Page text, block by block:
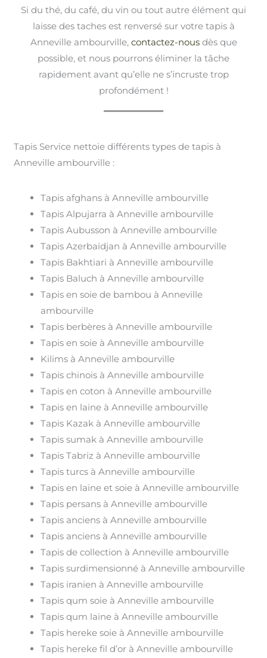
Si du thé, du café, du vin ou tout autre élément qui
laisse des taches est renversé sur votre tapis à
Anneville ambourville, contactez-nousdès que
possible, et nous pourrons éliminer la tâche
rapidement avant qu’elle ne s’incruste trop
profondément !
Tapis Service nettoie différents types de tapis à
Anneville ambourville :
Tapis afghans à Anneville ambourville
Tapis Alpujarra à Anneville ambourville
Tapis Aubusson à Anneville ambourville
Tapis Azerbaïdjan à Anneville ambourville
Tapis Bakhtiari à Anneville ambourville
Tapis Baluch à Anneville ambourville
Tapis en soie de bambou à Anneville
ambourville
Tapis berbères à Anneville ambourville
Tapis en soie à Anneville ambourville
Kilims à Anneville ambourville
Tapis chinois à Anneville ambourville
Tapis en coton à Anneville ambourville
Tapis en laine à Anneville ambourville
Tapis Kazak à Anneville ambourville
Tapis sumak à Anneville ambourville
Tapis Tabriz à Anneville ambourville
Tapis turcs à Anneville ambourville
Tapis en laine et soie à Anneville ambourville
Tapis persans à Anneville ambourville
Tapis anciens à Anneville ambourville
Tapis anciens à Anneville ambourville
Tapis de collection à Anneville ambourville
Tapis surdimensionné à Anneville ambourville
Tapis iranien à Anneville ambourville
Tapis qum soie à Anneville ambourville
Tapis qum laine à Anneville ambourville
Tapis hereke soie à Anneville ambourville
Tapis hereke fil d’or à Anneville ambourville